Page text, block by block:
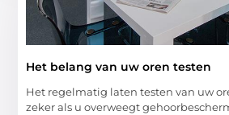
Het belang van uw oren testen
Het regelmatig laten testen van uw
zeker als u overweegt